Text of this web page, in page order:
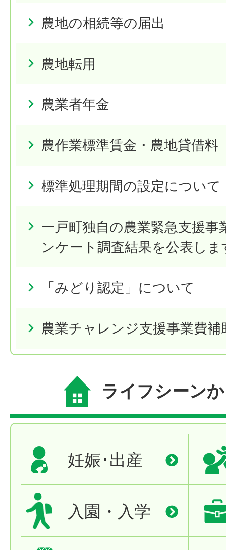
農地の相続等の届出
農地転用
農業者年金
農作業標準賃金・農地貸借料
標準処理期間の設定について
一戸町独自の農業緊急支援
ンケート調査結果を公表しま
「みどり認定」について
農業チャレンジ支援事業費補
ライフシーン
妊娠･出産
入園・入学